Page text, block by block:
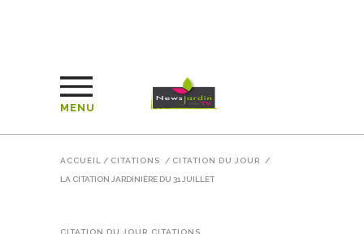
MENU
ACCUEIL / CITATIONS / CITATION DU JOUR /
LA CITATION JARDINIÈRE DU 31 JUILLET
CITATION DU JOUR CITATIONS